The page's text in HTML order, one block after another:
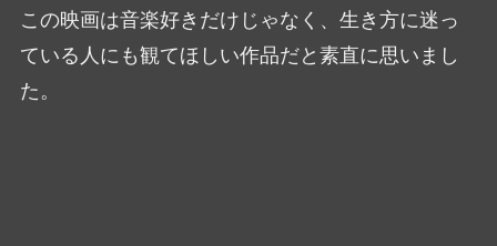
この映画は音楽好きだけじゃなく、生き方に迷っ
ている人にも観てほしい作品だと素直に思いまし
た。